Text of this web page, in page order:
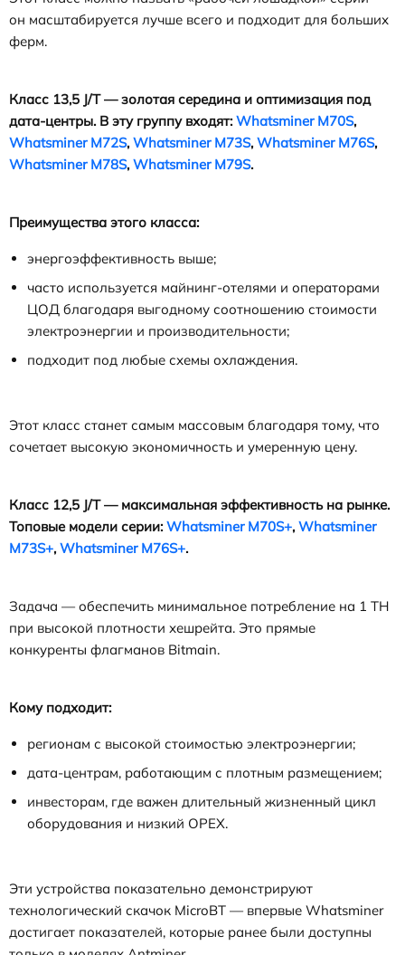
он масштабируется лучше всего и подходит для больших
ферм.
Класс 13,5 J/T — золотая середина и оптимизация под
дата-центры. В эту группу входят: Whatsminer M70S,
Whatsminer M72S, Whatsminer M73S, Whatsminer M76S,
Whatsminer M78S, Whatsminer M79S.
Преимущества этого класса:
энергоэффективность выше;
часто используется майнинг-отелями и операторами
ЦОД благодаря выгодному соотношению стоимости
электроэнергии и производительности;
подходит под любые схемы охлаждения.
Этот класс станет самым массовым благодаря тому, что
сочетает высокую экономичность и умеренную цену.
Класс 12,5 J/T — максимальная эффективность на рынке.
Топовые модели серии: Whatsminer M70S+, Whatsminer
M73S+, Whatsminer M76S+.
Задача — обеспечить минимальное потребление на 1 TH
при высокой плотности хешрейта. Это прямые
конкуренты флагманов Bitmain.
Кому подходит:
регионам с высокой стоимостью электроэнергии;
дата-центрам, работающим с плотным размещением;
инвесторам, где важен длительный жизненный цикл
оборудования и низкий OPEX.
Эти устройства показательно демонстрируют
технологический скачок MicroBT — впервые Whatsminer
достигает показателей, которые ранее были доступны